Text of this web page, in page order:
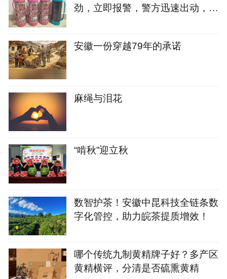
劲，立即报警，警方迅速出动，犯
安徽一份穿越79年的承诺
麻绳与泪花
“啃秋”迎立秋
数智护茶！安徽中昆科技全链条数
字化管控，助力皖茶提质增效！
哪个传统九制黄精牌子好？多产区
黄精横评，分清是否硫熏黄精